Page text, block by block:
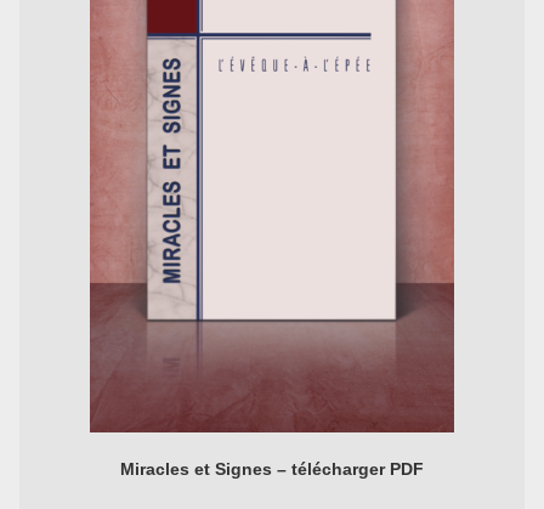
Miracles et Signes – télécharger PDF